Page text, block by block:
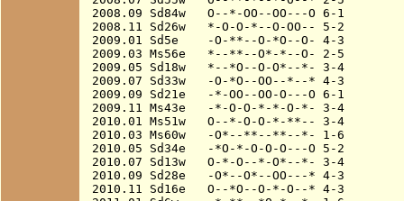
2008.09 Sd84w   O--*-OO--OO---O 6-1
2008.11 Sd26w   *-O-O-*--O-OO-- 5-2
2009.01 Sd5e    -O-**--O-*O--O- 4-3
2009.03 Ms56e   *--**--O*-*--O- 2-5
2009.05 Sd18w   *--*O--O-O*--*- 3-4
2009.07 Sd33w   -O-*O--OO--*--* 4-3
2009.09 Sd21e   -*-OO--OO-O---O 6-1
2009.11 Ms43e   -*-O-O-*-*-O-*- 3-4
2010.01 Ms51w   O--*-O-O-*-**-- 3-4
2010.03 Ms60w   -O*--**--**--*- 1-6
2010.05 Sd34e   -*O-*-O-O-O---O 5-2
2010.07 Sd13w   O-*-O--*-O*--*- 3-4
2010.09 Sd28e   -O*--O*--OO---* 4-3
2010.11 Sd16e   O--*O--O-*-O--* 4-3